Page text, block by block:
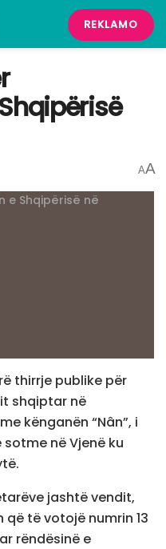
REKLAMO
AA
thirrje publike për
shqiptar në
kënganën “Nân”, i
në Vjenë ku
jashtë vendit,
të votojë numrin 13
rëndësinë e